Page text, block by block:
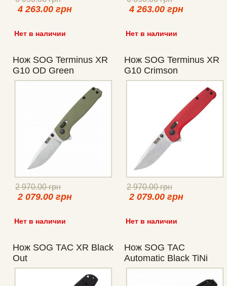
4 263.00 грн
Нет в наличии
4 263.00 грн
Нет в наличии
Нож SOG Terminus XR
G10 OD Green
2 970.00 грн
2 079.00 грн
Нет в наличии
Нож SOG Terminus XR
G10 Crimson
2 970.00 грн
2 079.00 грн
Нет в наличии
Нож SOG TAC XR Black
Out
Нож SOG TAC
Automatic Black TiNi